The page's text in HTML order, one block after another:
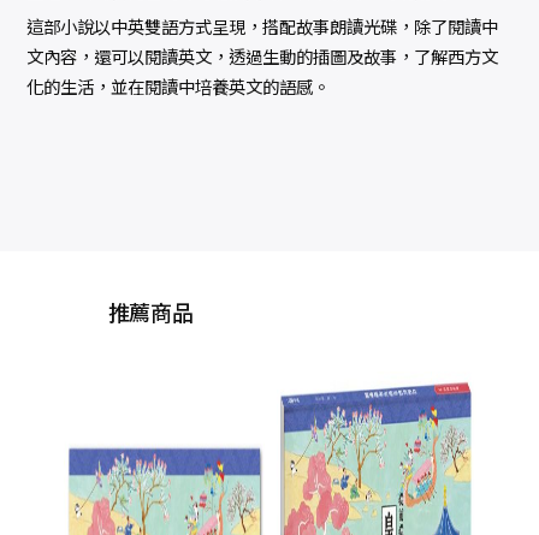
這部小說以中英雙語方式呈現，搭配故事朗讀光碟，除了閱讀中
文內容，還可以閱讀英文，透過生動的插圖及故事，了解西方文
化的生活，並在閱讀中培養英文的語感。
推薦商品